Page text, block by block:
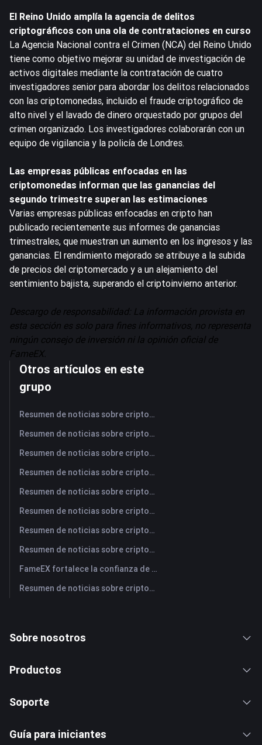
El Reino Unido amplía la agencia de delitos
criptográficos con una ola de contrataciones en curso
La Agencia Nacional contra el Crimen (NCA) del Reino Unido
tiene como objetivo mejorar su unidad de investigación de
activos digitales mediante la contratación de cuatro
investigadores senior para abordar los delitos relacionados
con las criptomonedas, incluido el fraude criptográfico de
alto nivel y el lavado de dinero orquestado por grupos del
crimen organizado. Los investigadores colaborarán con un
equipo de vigilancia y la policía de Londres.
Las empresas públicas enfocadas en las
criptomonedas informan que las ganancias del
segundo trimestre superan las estimaciones
Varias empresas públicas enfocadas en cripto han
publicado recientemente sus informes de ganancias
trimestrales, que muestran un aumento en los ingresos y las
ganancias. El rendimiento mejorado se atribuye a la subida
de precios del criptomercado y a un alejamiento del
sentimiento bajista, superando el criptoinvierno anterior.
Descargo de responsabilidad: La información provista en
esta sección es solo para fines informativos, no representa
ningún consejo de inversión ni la opinión oficial de
FameEX.
Otros artículos en este
grupo
Resumen de noticias sobre criptomonedas de FameEX de hoy | 7 de agosto de 2026
Resumen de noticias sobre criptomonedas de FameEX de hoy | 6 de agosto de 2026
Resumen de noticias sobre criptomonedas de FameEX de hoy | 5 de agosto de 2026
Resumen de noticias sobre criptomonedas de FameEX de hoy | 4 de agosto de 2026
Resumen de noticias sobre criptomonedas de FameEX de hoy | 3 de agosto de 2026
Resumen de noticias sobre criptomonedas de FameEX de hoy | 31 de julio de 2026
Resumen de noticias sobre criptomonedas de FameEX de hoy | 30 de julio de 2026
Resumen de noticias sobre criptomonedas de FameEX de hoy | 29 de julio de 2026
FameEX fortalece la confianza de los usuarios a través de ocho años de operaciones estables y crecimiento global
Resumen de noticias sobre criptomonedas de FameEX de hoy | 28 de julio de 2026
Sobre nosotros
Productos
Soporte
Guía para iniciantes